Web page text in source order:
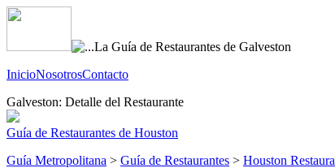
InicioNosotrosContacto
Galveston: Detalle del Restaurante
Guía de Restaurantes de Houston
Guía Metropolitana > Guía de Restaurantes > Houston